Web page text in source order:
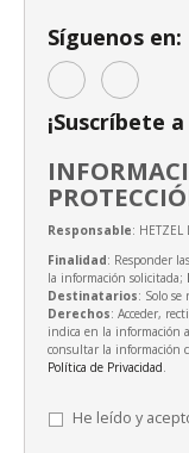
Síguenos en:
¡Suscríbete
Responsable: HETZEL
Finalidad: Responder
la información solicitada;
Destinatarios: Solo se
Derechos: Acceder,
indica en la información
consultar la información
Política de Privacidad.
He leído y